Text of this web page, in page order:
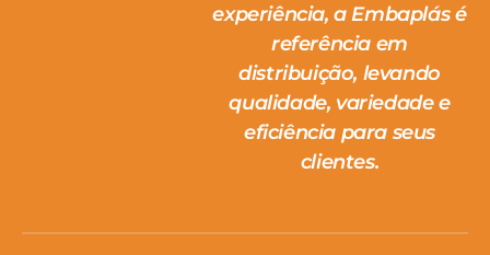
experiência, a Embaplás é
referência em
distribuição, levando
qualidade, variedade e
eficiência para seus
clientes.